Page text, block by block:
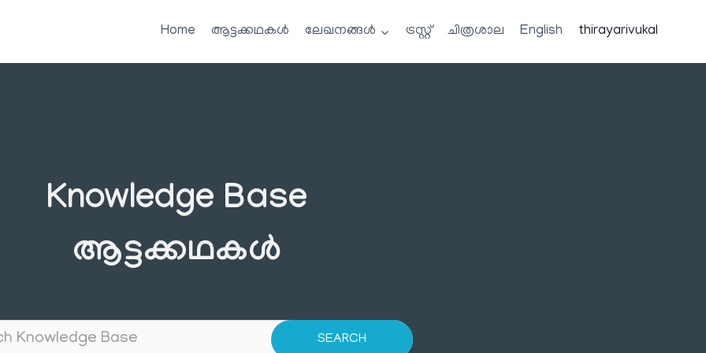
Home ആട്ടക്കഥകൾ ലേഖനങ്ങൾ ട്രസ്റ്റ് ചിത്രശാല English thirayarivukal
Knowledge Base
ആട്ടക്കഥകൾ